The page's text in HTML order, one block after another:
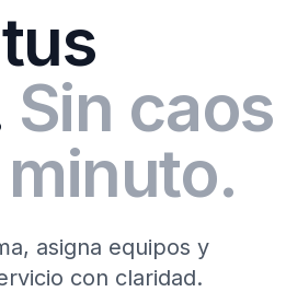
Sin caos
asigna equipos y
con claridad.